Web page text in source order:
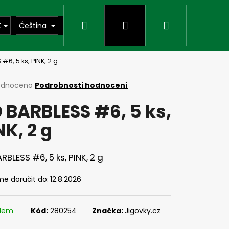
Čeština Hledat PřihlášeníNákupní
#6, 5 ks, PINK, 2 g
Podrobnosti hodnocení
BARBLESS #6, 5 ks,
2 g
#6, 5 ks, PINK, 2 g
doručit do: 12.8.2026
Kód: 280254 Značka:Jigovky.cz
Následující